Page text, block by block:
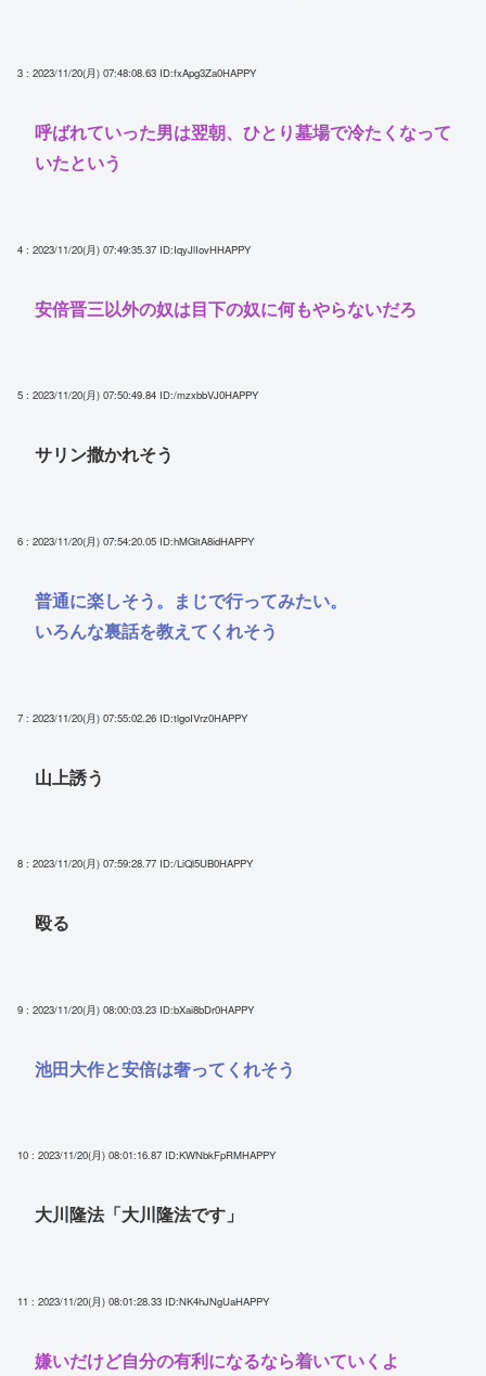
3 : 2023/11/20(月) 07:48:08.63 ID:fxApg3Za0HAPPY
呼ばれていった男は翌朝、ひとり墓場で冷たくなって
いたという
4 : 2023/11/20(月) 07:49:35.37 ID:IqyJlIovHHAPPY
安倍晋三以外の奴は目下の奴に何もやらないだろ
5 : 2023/11/20(月) 07:50:49.84 ID:/mzxbbVJ0HAPPY
サリン撒かれそう
6 : 2023/11/20(月) 07:54:20.05 ID:hMGltA8idHAPPY
普通に楽しそう。まじで行ってみたい。
いろんな裏話を教えてくれそう
7 : 2023/11/20(月) 07:55:02.26 ID:tlgoIVrz0HAPPY
山上誘う
8 : 2023/11/20(月) 07:59:28.77 ID:/LiQl5UB0HAPPY
殴る
9 : 2023/11/20(月) 08:00:03.23 ID:bXai8bDr0HAPPY
池田大作と安倍は奢ってくれそう
10 : 2023/11/20(月) 08:01:16.87 ID:KWNbkFpRMHAPPY
大川隆法「大川隆法です」
11 : 2023/11/20(月) 08:01:28.33 ID:NK4hJNgUaHAPPY
嫌いだけど自分の有利になるなら着いていくよ